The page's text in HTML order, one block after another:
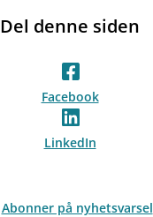
Del denne siden
Facebook
LinkedIn
Abonner på nyhetsvarsel